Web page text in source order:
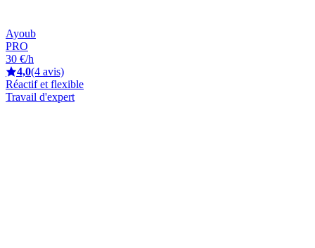
Ayoub
PRO
30 €/h
4,0(4 avis)
Réactif et flexible
Travail d'expert